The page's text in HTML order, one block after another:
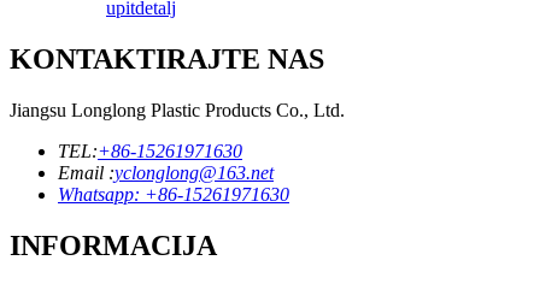
upitdetalj
KONTAKTIRAJTE NAS
Jiangsu Longlong Plastic Products Co., Ltd.
TEL:+86-15261971630
Email :yclonglong@163.net
Whatsapp: +86-15261971630
INFORMACIJA